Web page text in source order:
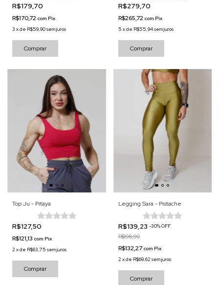
R$179,70
R$170,72 com Pix
3 xde R$59,90sem juros
Comprar
R$279,70
R$265,72 com Pix
5 xde R$55,94sem juros
Comprar
Top Ju - Pitaya
R$127,50
R$121,13 com Pix
2 xde R$63,75 sem juros
Comprar
Legging Sara - Pistache
R$139,23 -30%OFF
R$198,90
R$132,27 com Pix
2 xde R$69,62 sem juros
Comprar